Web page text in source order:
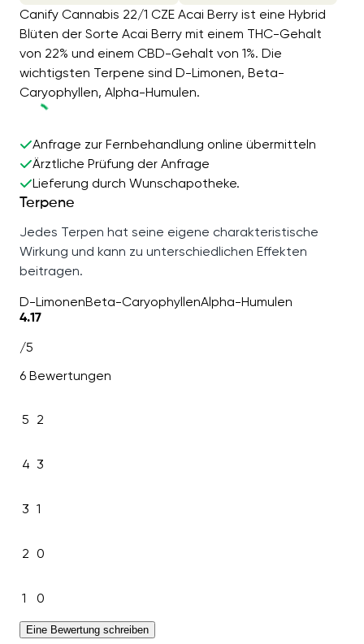
Canify Cannabis 22/1 CZE Acai Berry ist eine Hybrid
Blüten der Sorte Acai Berry mit einem THC-Gehalt
von 22% und einem CBD-Gehalt von 1%. Die
wichtigsten Terpene sind D-Limonen, Beta-
Caryophyllen, Alpha-Humulen.
Anfrage zur Fernbehandlung online übermitteln
Ärztliche Prüfung der Anfrage
Lieferung durch Wunschapotheke.
Terpene
Jedes Terpen hat seine eigene charakteristische
Wirkung und kann zu unterschiedlichen Effekten
beitragen.
D-LimonenBeta-CaryophyllenAlpha-Humulen
4.17
/5
6 Bewertungen
5 2
4 3
3 1
2 0
1 0
Eine Bewertung schreiben